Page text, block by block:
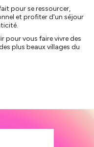
pour se ressourcer,
et profiter d'un séjour
pour vous faire vivre des
plus beaux villages du